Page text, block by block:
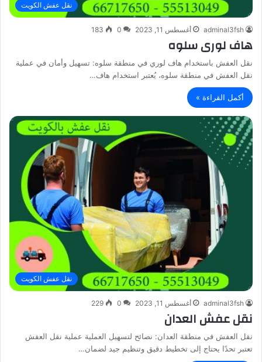
نقل عفش الكويت
adminal3fsh أغسطس 11, 2023 0
183
هاف لورى سلوه
نقل العفش باستخدام هاف لوري في منطقة سلوه: تسهيل وأمان في عملية
نقل العفش في منطقة سلوه، يُعتبر استخدام هاف…
أكمل القراءة »
نقل عفش الكويت
adminal3fsh أغسطس 11, 2023 0
229
نقل عفش العدان
نقل العفش في منطقة العدان: نصائح لتسهيل العملية عملية نقل العفش
تعتبر تحدًا يحتاج إلى تخطيط دقيق وتنظيم جيد لضمان…